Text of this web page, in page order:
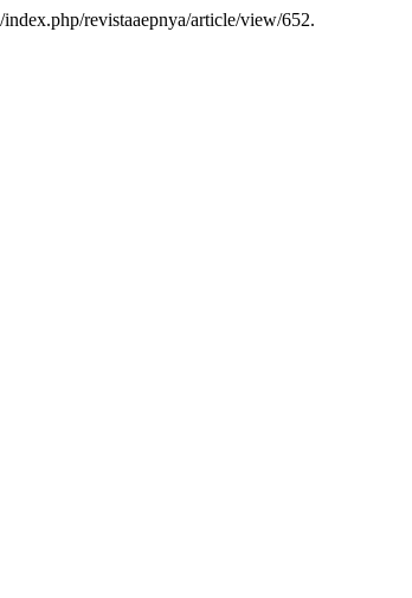
revistaaepnya/article/view/652.